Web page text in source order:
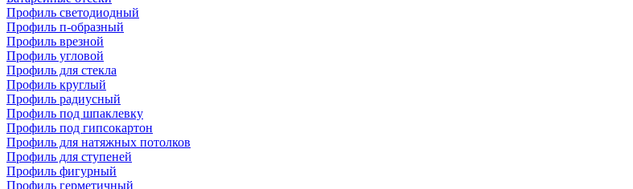
Профиль светодиодный
Профиль п-образный
Профиль врезной
Профиль угловой
Профиль для стекла
Профиль круглый
Профиль радиусный
Профиль под шпаклевку
Профиль под гипсокартон
Профиль для натяжных потолков
Профиль для ступеней
Профиль фигурный
Профиль герметичный